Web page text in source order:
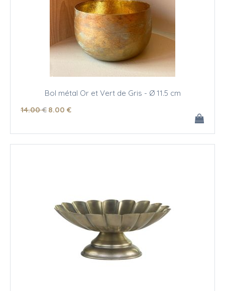
Bol métal Or et Vert de Gris - Ø 11.5 cm
14.00 € 8.00 €